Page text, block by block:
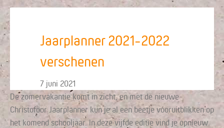
Jaarplanner 2021-2022
verschenen
7 juni 2021
De zomervakantie komt in zicht, en met de nieuwe
Christofoor Jaarplanner kun je al een beetje vooruitblikken op
het komend schooljaar. In deze vijfde editie vind je opnieuw